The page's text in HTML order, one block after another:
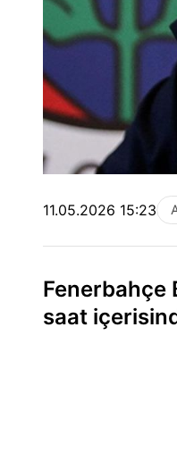
11.05.2026 15:23
Fenerbahçe
saat